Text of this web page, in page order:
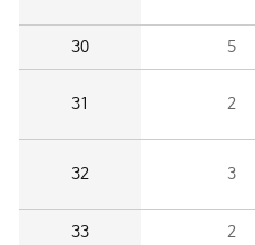
30 5
31 2
32 3
33 2